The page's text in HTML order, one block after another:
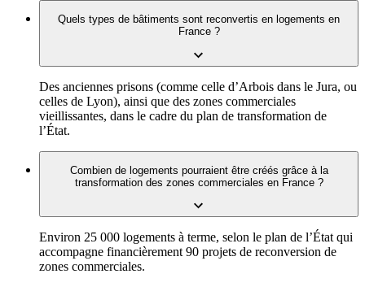
Quels types de bâtiments sont reconvertis en logements en
France ?
Des anciennes prisons (comme celle d’Arbois dans le Jura, ou
celles de Lyon), ainsi que des zones commerciales
vieillissantes, dans le cadre du plan de transformation de
l’État.
Combien de logements pourraient être créés grâce à la
transformation des zones commerciales en France ?
Environ 25 000 logements à terme, selon le plan de l’État qui
accompagne financièrement 90 projets de reconversion de
zones commerciales.